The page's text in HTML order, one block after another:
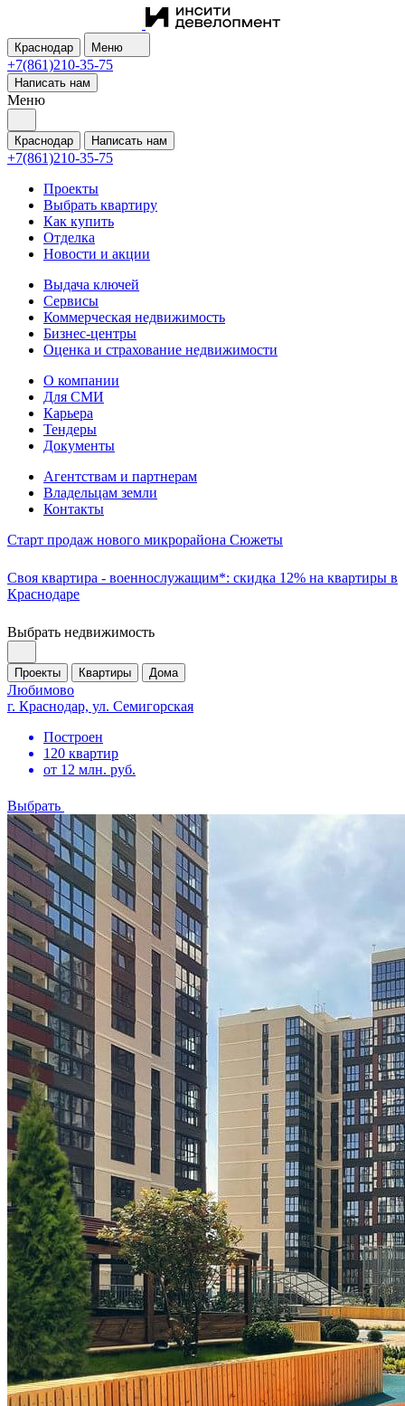
Краснодар Меню
+7(861)210-35-75
Написать нам
Меню
Краснодар Написать нам
+7(861)210-35-75
Проекты
Выбрать квартиру
Как купить
Отделка
Новости и акции
Выдача ключей
Сервисы
Коммерческая недвижимость
Бизнес-центры
Оценка и страхование недвижимости
О компании
Для СМИ
Карьера
Тендеры
Документы
Агентствам и партнерам
Владельцам земли
Контакты
Старт продаж нового микрорайона Сюжеты
Своя квартира - военнослужащим*: скидка 12% на квартиры в
Краснодаре
Выбрать недвижимость
Проекты Квартиры Дома
Любимово
г. Краснодар, ул. Семигорская
Построен
120 квартир
от 12 млн. руб.
Выбрать